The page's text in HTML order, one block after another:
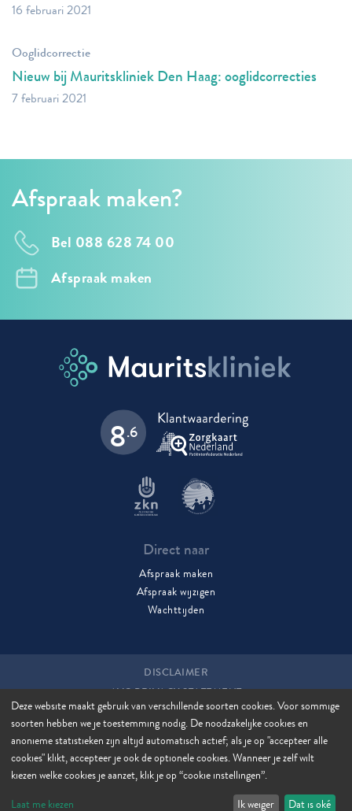
16 februari 2021
Ooglidcorrectie
Nieuw bij Mauritskliniek Den Haag: ooglidcorrecties
7 februari 2021
Afspraak maken?
Bel 088 628 74 00
Afspraak maken
8.6
Direct naar
Afspraak maken
Afspraak wijzigen
Wachttijden
DISCLAIMER
AVG PRIVACY STATEMENT
COOKIES
COOKIE MANAGER
SITEMAP
Deze website maakt gebruik van verschillende soorten cookies. Voor sommige
soorten hebben we je toestemming nodig. De noodzakelijke cookies en
anonieme statistieken zijn altijd automatisch actief; als je op "accepteer alle
cookies" klikt, accepteer je ook de optionele cookies. Wanneer je zelf wilt
kiezen welke cookies je aanzet, klik je op “cookie instellingen”.
Laat me kiezen
Ik weiger Dat is oké